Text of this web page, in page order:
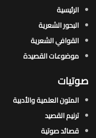
الرئيسية
البحور الشعرية​
القوافي الشعرية​
موضوعات القصيدة​
صوتيات
المتون العلمية والأدبية
ترنيم القصيد
قصائد صوتية